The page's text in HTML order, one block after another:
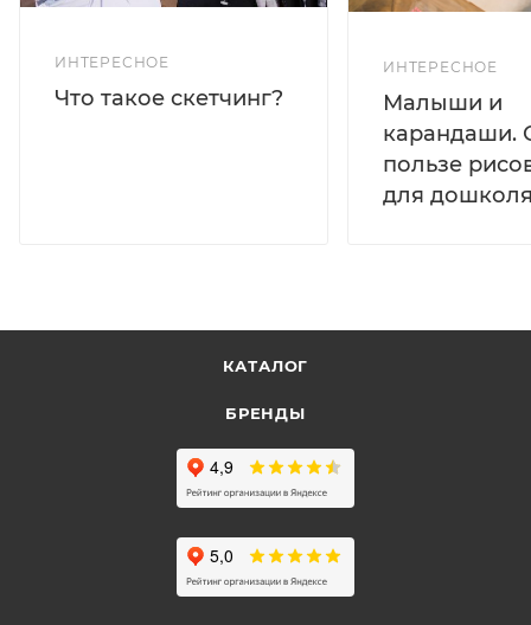
ИНТЕРЕСНОЕ
Что такое скетчинг?
ИНТЕРЕСНОЕ
Малыши и
карандаши.
пользе
для
КАТАЛОГ
БРЕНДЫ